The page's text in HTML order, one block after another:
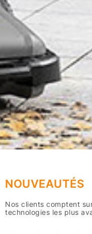
NOUVEAUTÉS
Nos clients comptent
technologies les plus